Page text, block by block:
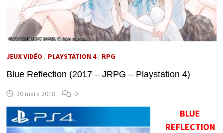
JEUX VIDÉO / PLAYSTATION 4/ RPG
Blue Reflection (2017 – JRPG – Playstation 4)
20 mars 2018 0
BLUE
REFLECTION